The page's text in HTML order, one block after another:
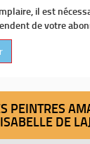
il est
de votre
PEINTRES
DE